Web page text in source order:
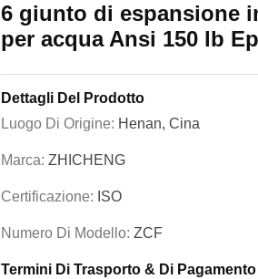
6 giunto di espansione
per acqua Ansi 150 lb
Dettagli Del Prodotto
Luogo Di Origine: Henan, Cina
Marca: ZHICHENG
Certificazione: ISO
Numero Di Modello: ZCF
Termini Di Trasporto & Di Pagamento